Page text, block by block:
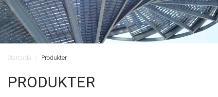
Startsida Produkter
PRODUKTER